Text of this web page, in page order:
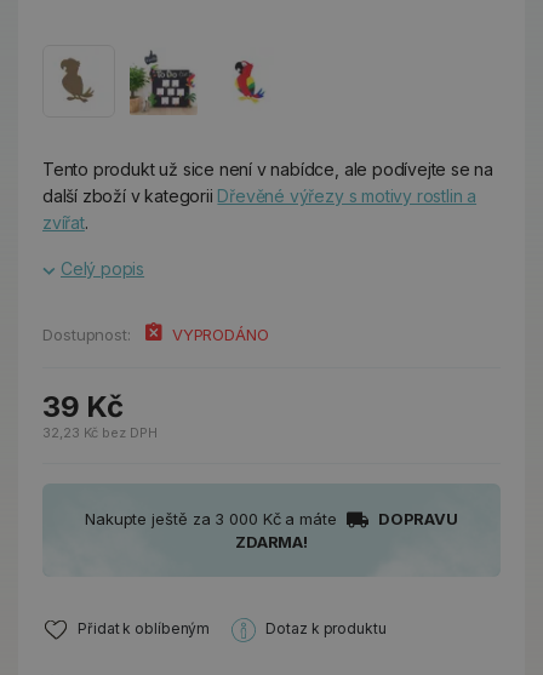
Tento produkt už sice není v nabídce, ale podívejte se na
další zboží v kategorii Dřevěné výřezy s motivy rostlin a
zvířat.
Celý popis
Dostupnost: VYPRODÁNO
39 Kč
32,23 Kč bez DPH
Nakupte ještě za 3 000 Kč a máte
DOPRAVU
ZDARMA!
Přidat k oblíbeným Dotaz k produktu